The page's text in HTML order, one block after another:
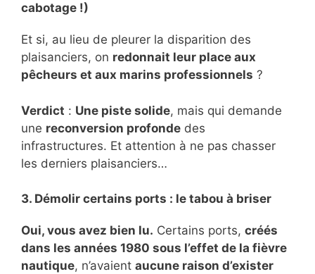
cabotage !)
Et si, au lieu de pleurer la disparition des
plaisanciers, on redonnait leur place aux
pêcheurs et aux marins professionnels ?
Verdict : Une piste solide, mais qui demande
une reconversion profonde des
infrastructures. Et attention à ne pas chasser
les derniers plaisanciers…
3. Démolir certains ports : le tabou à briser
Oui, vous avez bien lu. Certains ports, créés
dans les années 1980 sous l’effet de la fièvre
nautique, n’avaient aucune raison d’exister